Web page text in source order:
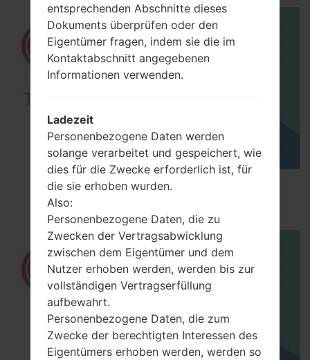
How to Factory Reset through menu on LG
entsprechenden Abschnitte dieses
Dokuments überprüfen oder den
Eigentümer fragen, indem sie die im
Kontaktabschnitt angegebenen
Informationen verwenden.
Ladezeit
Personenbezogene Daten werden
solange verarbeitet und gespeichert, wie
dies für die Zwecke erforderlich ist, für
die sie erhoben wurden.
Also:
Personenbezogene Daten, die zu
Zwecken der Vertragsabwicklung
zwischen dem Eigentümer und dem
Nutzer erhoben werden, werden bis zur
vollständigen Vertragserfüllung
aufbewahrt.
Personenbezogene Daten, die zum
Zwecke der berechtigten Interessen des
Eigentümers erhoben werden, werden so